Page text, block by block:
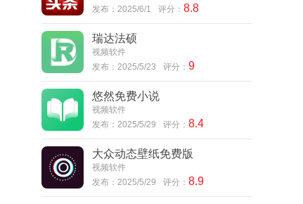
发布：2025/6/1
评分： 8.8
瑞达法硕
视频软件
发布：2025/5/23
评分： 9
悠然免费小说
视频软件
发布：2025/5/29
评分： 8.4
大众动态壁纸免费版
视频软件
发布：2025/5/29
评分： 8.9